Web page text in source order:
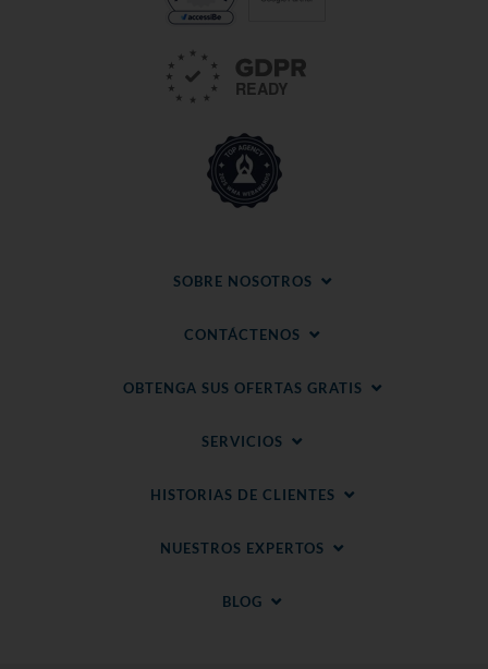
SOBRE NOSOTROS
CONTÁCTENOS
OBTENGA SUS OFERTAS GRATIS
SERVICIOS
HISTORIAS DE CLIENTES
NUESTROS EXPERTOS
BLOG